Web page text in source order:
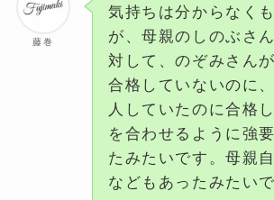
藤巻
気持ちは分からなく
が、母親のしのぶさ
対して、のぞみさん
合格していないのに
人していたのに合格
を合わせるように強
たみたいです。母親
などもあったみたいで